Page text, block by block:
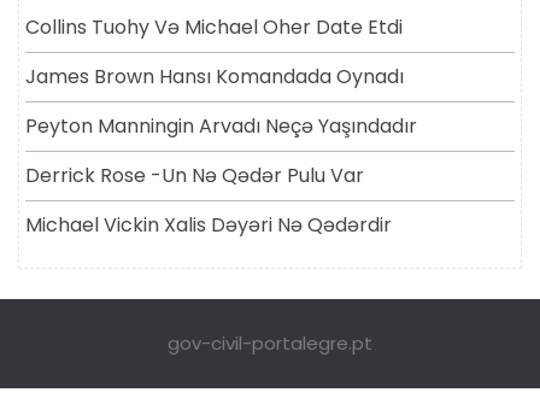
Collins Tuohy Və Michael Oher Date Etdi
James Brown Hansı Komandada Oynadı
Peyton Manningin Arvadı Neçə Yaşındadır
Derrick Rose -un Nə Qədər Pulu Var
Michael Vickin Xalis Dəyəri Nə Qədərdir
gov-civil-portalegre.pt